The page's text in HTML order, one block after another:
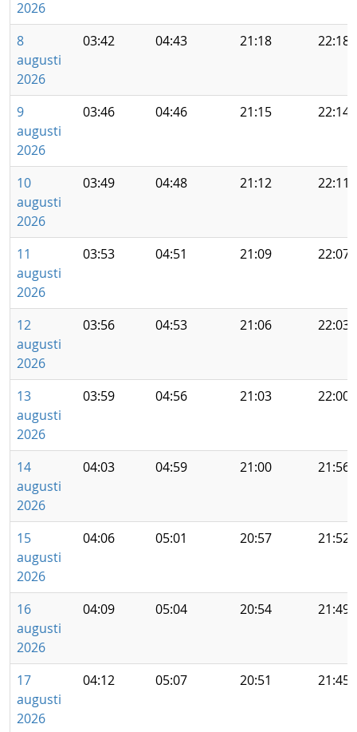
2026
8
augusti
2026
03:42 04:43 21:18 22:18
9
augusti
2026
03:46 04:46 21:15 22:14
10
augusti
2026
03:49 04:48 21:12 22:11
11
augusti
2026
03:53 04:51 21:09 22:07
12
augusti
2026
03:56 04:53 21:06 22:03
13
augusti
2026
03:59 04:56 21:03 22:00
14
augusti
2026
04:03 04:59 21:00 21:56
15
augusti
2026
04:06 05:01 20:57 21:52
16
augusti
2026
04:09 05:04 20:54 21:49
17
augusti
2026
04:12 05:07 20:51 21:45